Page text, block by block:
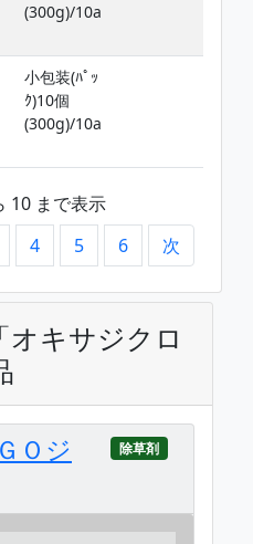
(300g)/10a
小包装(ﾊﾟｯ
ｸ)10個
(300g)/10a
10 まで表示
4 5 6 次
オキサジクロ
Ｏジ
除草剤